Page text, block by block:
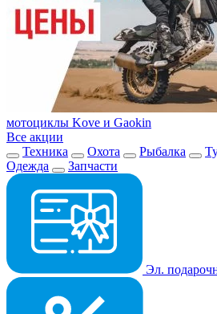
мотоциклы Kove и Gaokin
Все акции
Техника
Охота Рыбалка
Одежда
Запчасти
Эл.